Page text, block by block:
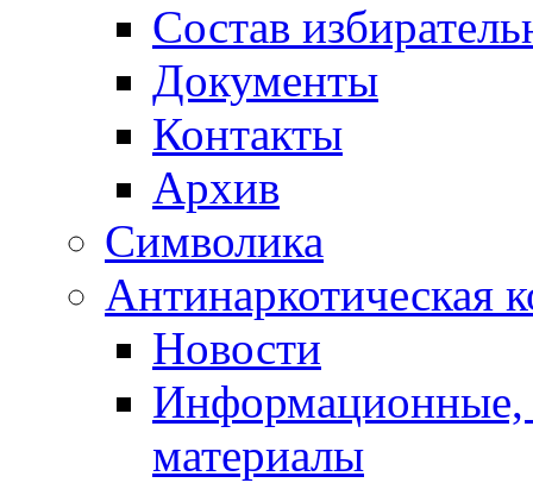
Состав
Документы
Контакты
Архив
Символика
Антинаркотическая
Новости
Информационные,
материалы